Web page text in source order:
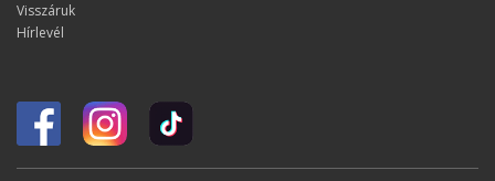
Visszáruk
Hírlevél